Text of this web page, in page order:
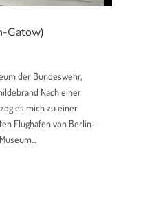
Gatow)
der Bundeswehr,
Nach einer
es mich zu einer
Flughafen von Berlin-